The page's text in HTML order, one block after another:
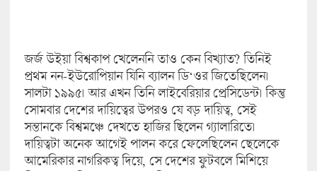
জর্জ উইয়া বিশ্বকাপ খেলেননি তাও কেন বিখ্যাত? তিনিই
প্রথম নন-ইউরোপিয়ান যিনি ব্যালন ডি‘ওর জিতেছিলেন।
সালটা ১৯৯৫। আর এখন তিনি লাইবেরিয়ার প্রেসিডেন্ট। কিন্তু
সোমবার দেশের দায়িত্বের উপরও যে বড় দায়িত্ব, সেই
সন্তানকে বিশ্বমঞ্চে দেখতে হাজির ছিলেন গ্যালারিতে।
দায়িত্বটা অনেক আগেই পালন করে ফেলেছিলেন ছেলেকে
আমেরিকার নাগরিকত্ব দিয়ে, সে দেশের ফুটবলে মিশিয়ে